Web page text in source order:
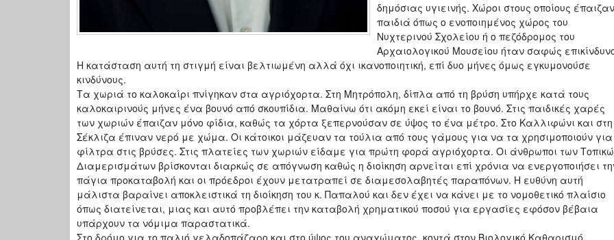
δημόσιας υγιεινής. Χώροι στους οποίους έπαιζαν
παιδιά όπως ο ενοποιημένος χώρος του
Νυχτερινού Σχολείου ή ο πεζόδρομος του
Αρχαιολογικού Μουσείου ήταν σαφώς
Η κατάσταση αυτή τη στιγμή είναι βελτιωμένη αλλά όχι ικανοποιητική, επί δυο μήνες όμως εγκυμονούσε
κινδύνους.
Τα χωριά το καλοκαίρι πνίγηκαν στα αγριόχορτα. Στη Μητρόπολη, δίπλα από τη βρύση υπήρχε κατά τους
καλοκαιρινούς μήνες ένα βουνό από σκουπίδια. Μαθαίνω ότι ακόμη εκεί είναι το βουνό. Στις παιδικές χαρές
των χωριών έπαιζαν μόνο φίδια, καθώς τα χόρτα ξεπερνούσαν σε ύψος το ένα μέτρο. Στο Καλλιφώνι και στη
Σέκλιζα έπιναν νερό με χώμα. Οι κάτοικοι μάζευαν τα τούλια από τους γάμους για να τα χρησιμοποιούν για
φίλτρα στις βρύσες. Στις πλατείες των χωριών είδαμε για πρώτη φορά αγριόχορτα. Οι άνθρωποι των
Διαμερισμάτων βρίσκονται διαρκώς σε απόγνωση καθώς η διοίκηση αρνείται επί χρόνια να ενεργοποιήσει
πάγια προκαταβολή και οι πρόεδροι έχουν μετατραπεί σε διαμεσολαβητές παραπόνων. Η ευθύνη αυτή
μάλιστα βαραίνει αποκλειστικά τη διοίκηση του κ. Παπαλού και δεν έχει να κάνει με το νομοθετικό πλαίσιο
όπως διατείνεται, μιας και αυτό προβλέπει την καταβολή χρηματικού ποσού για εργασίες εφόσον βέβαια
υπάρχουν τα νόμιμα παραστατικά.